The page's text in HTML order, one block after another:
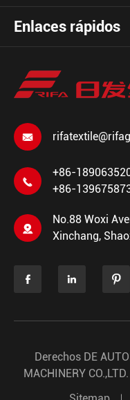
Enlaces rápidos


+86-
+86-

No.88 Woxi
Xinchang,
  
Derechos DE
MACHINERY CO.,LTD.